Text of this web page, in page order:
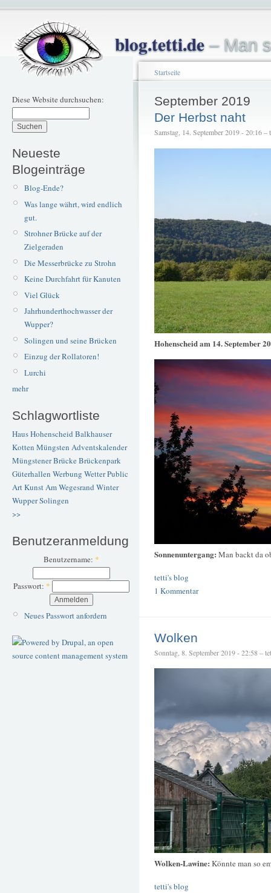
blog.tetti.de– Man
Diese Website durchsuchen:
Neueste
Blogeinträge
Blog-Ende?
Was lange währt, wird endlich
gut.
Strohner Brücke auf der
Zielgeraden
Die Messerbrücke zu Strohn
Keine Durchfahrt für Kanuten
Viel Glück
Jahrhunderthochwasser der
Wupper?
Solingen und seine Brücken
Einzug der Rollatoren!
Lurchi
mehr
Schlagwortliste
Haus Hohenscheid Balkhauser
Kotten Müngsten Adventskalender
Müngstener BrückeBrückenpark
Güterhallen Werbung WetterPublic
ArtKunstAm Wegesrand Winter
WupperSolingen
>>
Benutzeranmeldung
Benutzername: *
Passwort: *
Neues Passwort anfordern
Startseite
September 2019
Der Herbst naht
Samstag, 14. September 2019 - 20:16 –
Hohenscheid am 14. September
Sonnenuntergang: Man backt da
tetti's blog
1 Kommentar
Wolken
Sonntag, 8. September 2019 - 22:58 –
Wolken-Lawine: Könnte man so
tetti's blog